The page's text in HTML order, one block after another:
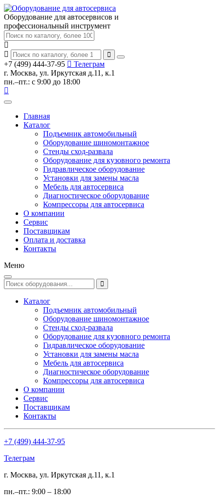
Оборудование для автосервисов и
профессиональный инструмент
+7 (499) 444-37-95
Телеграм
г. Москва, ул. Иркутская д.11, к.1
пн.–пт.: с 9:00 до 18:00
Главная
Каталог
Подъемник автомобильный
Оборудование шиномонтажное
Стенды сход-развала
Оборудование для кузовного ремонта
Гидравлическое оборудование
Установки для замены масла
Мебель для автосервиса
Диагностическое оборудование
Компрессоры для автосервиса
О компании
Сервис
Поставщикам
Оплата и доставка
Контакты
Меню
Каталог
Подъемник автомобильный
Оборудование шиномонтажное
Стенды сход-развала
Оборудование для кузовного ремонта
Гидравлическое оборудование
Установки для замены масла
Мебель для автосервиса
Диагностическое оборудование
Компрессоры для автосервиса
О компании
Сервис
Поставщикам
Контакты
+7 (499) 444-37-95
Телеграм
г. Москва, ул. Иркутская д.11, к.1
пн.–пт.: 9:00 – 18:00